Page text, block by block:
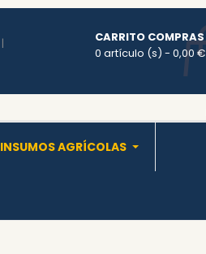
CARRITO COMPRAS
0 artículo (s) - 0,00 €
INSUMOS AGRÍCOLAS